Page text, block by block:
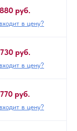
880 руб.
в цену?
730 руб.
в цену?
770 руб.
в цену?